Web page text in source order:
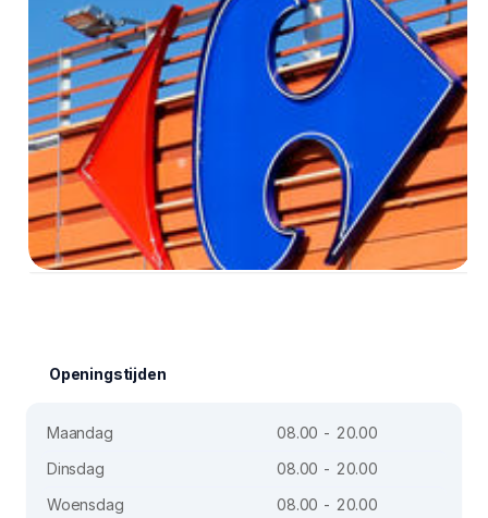
Openingstijden
Maandag
08.00 - 20.00
Dinsdag
08.00 - 20.00
Woensdag
08.00 - 20.00